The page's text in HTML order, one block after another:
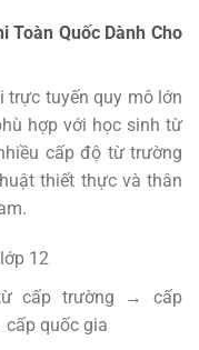
Toàn Quốc Dành Cho
trực tuyến quy mô lớn
hợp với học sinh từ
cấp độ từ trường
thiết thực và thân
12
cấp trường → cấp
quốc gia